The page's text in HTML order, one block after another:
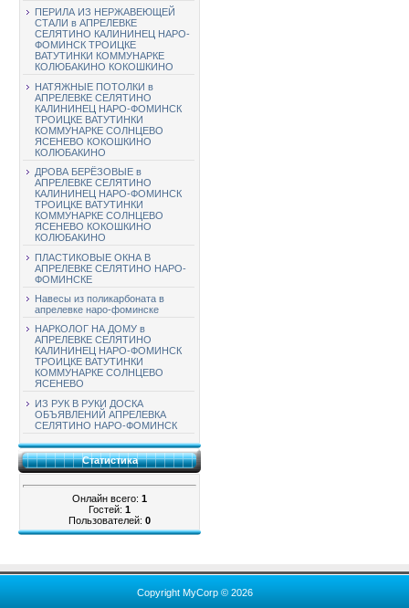
ПЕРИЛА ИЗ НЕРЖАВЕЮЩЕЙ
СТАЛИ в АПРЕЛЕВКЕ
СЕЛЯТИНО КАЛИНИНЕЦ НАРО-
ФОМИНСК ТРОИЦКЕ
ВАТУТИНКИ КОММУНАРКЕ
КОЛЮБАКИНО КОКОШКИНО
НАТЯЖНЫЕ ПОТОЛКИ в
АПРЕЛЕВКЕ СЕЛЯТИНО
КАЛИНИНЕЦ НАРО-ФОМИНСК
ТРОИЦКЕ ВАТУТИНКИ
КОММУНАРКЕ СОЛНЦЕВО
ЯСЕНЕВО КОКОШКИНО
КОЛЮБАКИНО
ДРОВА БЕРЁЗОВЫЕ в
АПРЕЛЕВКЕ СЕЛЯТИНО
КАЛИНИНЕЦ НАРО-ФОМИНСК
ТРОИЦКЕ ВАТУТИНКИ
КОММУНАРКЕ СОЛНЦЕВО
ЯСЕНЕВО КОКОШКИНО
КОЛЮБАКИНО
ПЛАСТИКОВЫЕ ОКНА В
АПРЕЛЕВКЕ СЕЛЯТИНО НАРО-
ФОМИНСКЕ
Навесы из поликарбоната в
апрелевке наро-фоминске
НАРКОЛОГ НА ДОМУ в
АПРЕЛЕВКЕ СЕЛЯТИНО
КАЛИНИНЕЦ НАРО-ФОМИНСК
ТРОИЦКЕ ВАТУТИНКИ
КОММУНАРКЕ СОЛНЦЕВО
ЯСЕНЕВО
ИЗ РУК В РУКИ ДОСКА
ОБЪЯВЛЕНИЙ АПРЕЛЕВКА
СЕЛЯТИНО НАРО-ФОМИНСК
Статистика
Онлайн всего: 1
Гостей: 1
Пользователей: 0
Copyright MyCorp © 2026